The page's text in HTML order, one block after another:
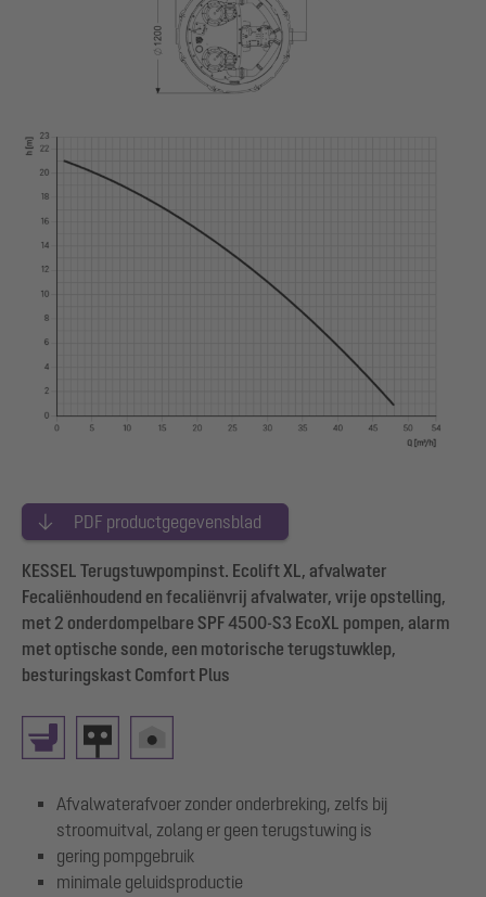
PDF productgegevensblad
KESSEL Terugstuwpompinst. Ecolift XL, afvalwater
Fecaliënhoudend en fecaliënvrij afvalwater, vrije opstelling,
met 2 onderdompelbare SPF 4500-S3 EcoXL pompen, alarm
met optische sonde, een motorische terugstuwklep,
besturingskast Comfort Plus
Afvalwaterafvoer zonder onderbreking, zelfs bij
stroomuitval, zolang er geen terugstuwing is
gering pompgebruik
minimale geluidsproductie